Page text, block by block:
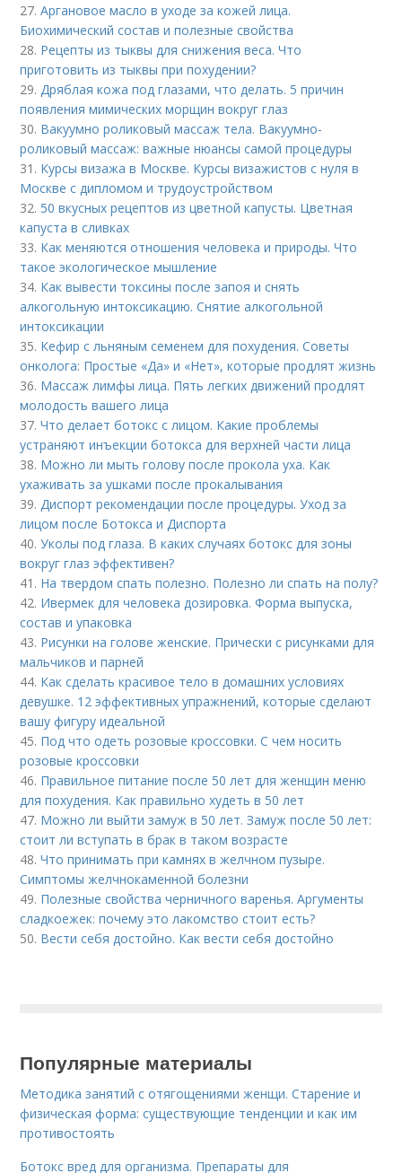
27.Аргановое масло в уходе за кожей лица.
Биохимический состав и полезные свойства
28. Рецепты из тыквы для снижения веса. Что
приготовить из тыквы при похудении?
29. Дряблая кожа под глазами, что делать. 5 причин
появления мимических морщин вокруг глаз
30. Вакуумно роликовый массаж тела. Вакуумно-
роликовый массаж: важные нюансы самой процедуры
31. Курсы визажа в Москве. Курсы визажистов с нуля в
Москве с дипломом и трудоустройством
32. 50 вкусных рецептов из цветной капусты. Цветная
капуста в сливках
33. Как меняются отношения человека и природы. Что
такое экологическое мышление
34. Как вывести токсины после запоя и снять
алкогольную интоксикацию. Снятие алкогольной
интоксикации
35. Кефир с льняным семенем для похудения. Советы
онколога: Простые «Да» и «Нет», которые продлят жизнь
36. Массаж лимфы лица. Пять легких движений продлят
молодость вашего лица
37.Что делает ботокс с лицом. Какие проблемы
устраняют инъекции ботокса для верхней части лица
38. Можно ли мыть голову после прокола уха. Как
ухаживать за ушками после прокалывания
39. Диспорт рекомендации после процедуры. Уход за
лицом после Ботокса и Диспорта
40.Уколы под глаза. В каких случаях ботокс для зоны
вокруг глаз эффективен?
41. На твердом спать полезно. Полезно ли спать на полу?
42. Ивермек для человека дозировка. Форма выпуска,
состав и упаковка
43. Рисунки на голове женские. Прически с рисунками для
мальчиков и парней
44. Как сделать красивое тело в домашних условиях
девушке. 12 эффективных упражнений, которые сделают
вашу фигуру идеальной
45. Под что одеть розовые кроссовки. С чем носить
розовые кроссовки
46. Правильное питание после 50 лет для женщин меню
для похудения. Как правильно худеть в 50 лет
47. Можно ли выйти замуж в 50 лет. Замуж после 50 лет:
стоит ли вступать в брак в таком возрасте
48.Что принимать при камнях в желчном пузыре.
Симптомы желчнокаменной болезни
49. Полезные свойства черничного варенья. Аргументы
сладкоежек: почему это лакомство стоит есть?
50. Вести себя достойно. Как вести себя достойно
Популярные материалы
Методика занятий с отягощениями женщи. Старение и
физическая форма: существующие тенденции и как им
противостоять
Ботокс вред для организма. Препараты для